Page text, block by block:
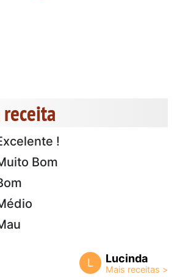
!
Bom
L Lucinda